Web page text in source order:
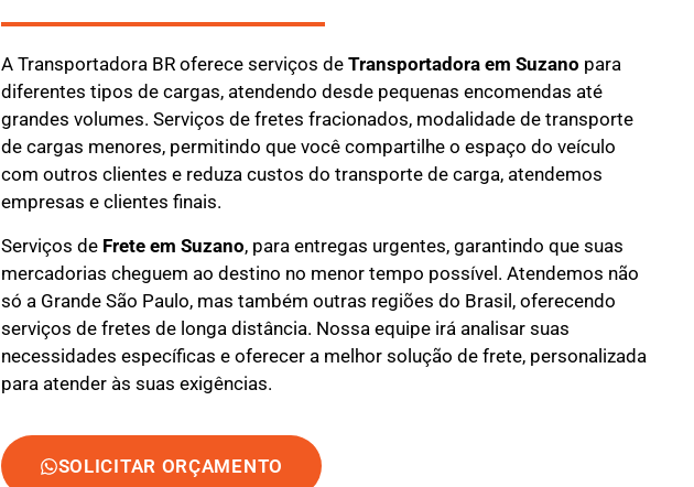
A Transportadora BR oferece serviços de Transportadora em Suzano para
diferentes tipos de cargas, atendendo desde pequenas encomendas até
grandes volumes. Serviços de fretes fracionados, modalidade de transporte
de cargas menores, permitindo que você compartilhe o espaço do veículo
com outros clientes e reduza custos do transporte de carga, atendemos
empresas e clientes finais.
Serviços de Frete em Suzano, para entregas urgentes, garantindo que suas
mercadorias cheguem ao destino no menor tempo possível. Atendemos não
só a Grande São Paulo, mas também outras regiões do Brasil, oferecendo
serviços de fretes de longa distância. Nossa equipe irá analisar suas
necessidades específicas e oferecer a melhor solução de frete, personalizada
para atender às suas exigências.
SOLICITAR ORÇAMENTO